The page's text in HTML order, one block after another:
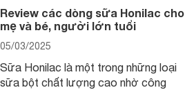
Review các dòng sữa Honilac cho
mẹ và bé, người lớn tuổi
05/03/2025
Sữa Honilac là một trong những loại
sữa bột chất lượng cao nhờ công